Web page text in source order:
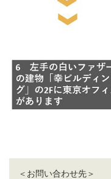
＜お問い合わせ先＞